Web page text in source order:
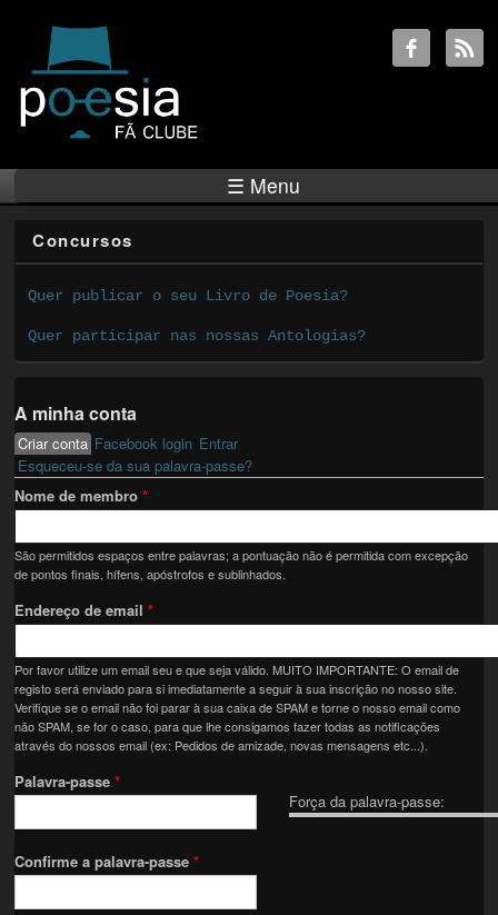
☰ Menu
Concursos
Quer publicar o seu Livro de Poesia?
Quer participar nas nossas Antologias?
A minha conta
Primary tabs
Criar conta (active tab)
Facebook login Entrar
Esqueceu-se da sua palavra-passe?
Nome de membro*
São permitidos espaços entre palavras; a pontuação não é permitida com excepção
de pontos finais, hífens, apóstrofos e sublinhados.
Endereço de email*
Por favor utilize um email seu e que seja válido. MUITO IMPORTANTE: O email de
registo será enviado para si imediatamente a seguir à sua inscrição no nosso site.
Verifique se o email não foi parar à sua caixa de SPAM e torne o nosso email como
não SPAM, se for o caso, para que lhe consigamos fazer todas as notificações
através do nossos email (ex: Pedidos de amizade, novas mensagens etc...).
Força da palavra-passe:
Palavra-passe*
Confirme a palavra-passe*